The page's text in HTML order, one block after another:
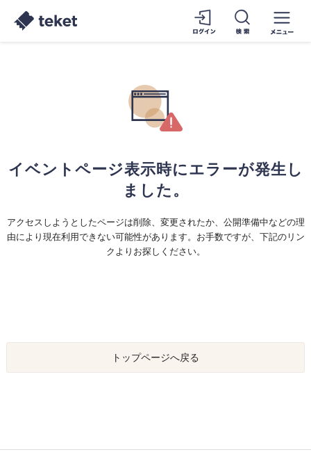
イベントページ表示時にエラーが発生し
ました。
アクセスしようとしたページは削除、変更されたか、公開準備中などの理
由により現在利用できない可能性があります。お手数ですが、下記のリン
クよりお探しください。
トップページへ戻る